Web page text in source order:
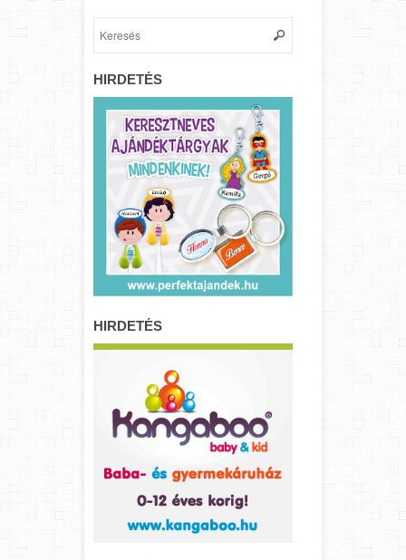
HIRDETÉS
HIRDETÉS